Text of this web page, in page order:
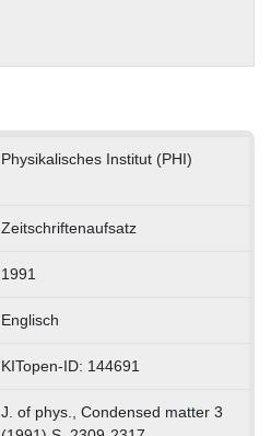
Physikalisches Institut (PHI)
Zeitschriftenaufsatz
1991
Englisch
KITopen-ID: 144691
J. of phys., Condensed matter 3